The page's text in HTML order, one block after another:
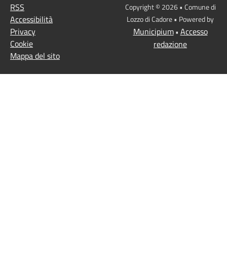
RSS
Accessibilità
Privacy
Cookie
Mappa del sito
Copyright © 2026 • Comune di
Lozzo di Cadore • Powered by
Municipium• Accesso
redazione